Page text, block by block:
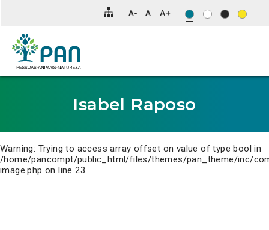
para
conteúdo
principal
da
Isabel Raposo
Warning: Trying to access array offset on value of type bool in
/home/pancompt/public_html/files/themes/pan_theme/inc/
image.php on line23